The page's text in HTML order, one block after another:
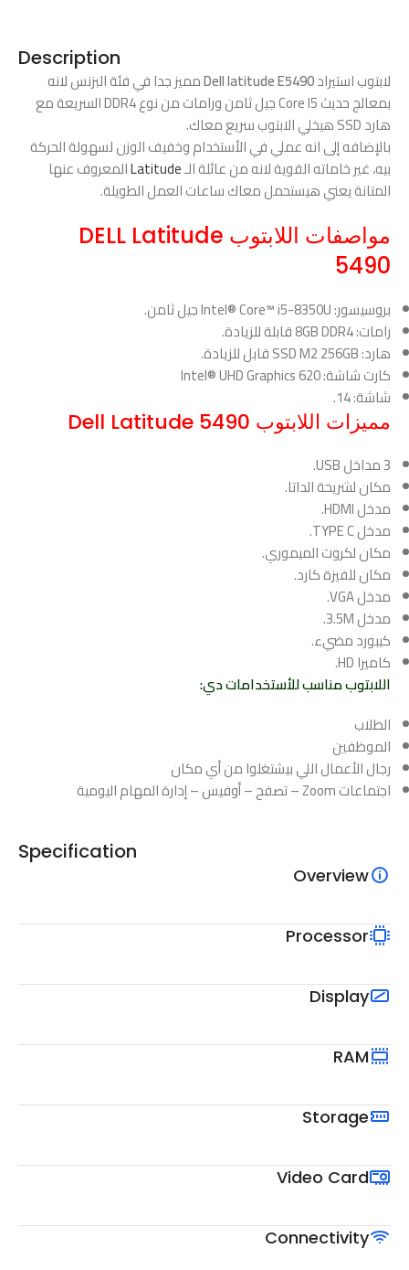
Description
لابتوب استيرادDell latitude E5490مميز جدا في فئة البزنس لانه
بمعالج حديث Core I5 جيل ثامن ورامات من نوع DDR4 السريعة مع
هارد SSD هيخلي الابتوب سريع معاك.
بالإضافه إلى انه عملي في الأستخدام وخفيف الوزن لسهولة الحركة
بيه، غير خاماته القوية لانه من عائلة الـLatitudeالمعروف عنها
المتانة يعني هيستحمل معاك ساعات العمل الطويلة.
مواصفات اللابتوب DELL Latitude
5490
بروسيسور: Intel® Core™ i5-8350U جيل ثامن.
رامات: 8GB DDR4 قابلة للزيادة.
هارد: SSD M2 256GB قابل للزيادة.
كارت شاشة: Intel® UHD Graphics 620
شاشة: 14.
مميزات اللابتوب Dell Latitude 5490
3 مداخل USB.
مكان لشريحة الداتا.
مدخل HDMI.
مدخل TYPE C.
مكان لكروت الميموري.
مكان للفيزة كارد.
مدخل VGA.
مدخل 3.5M.
كيبورد مضيء.
كاميرا HD.
اللابتوب مناسب للأستخدامات دي:
الطلاب
الموظفين
رجال الأعمال اللي بيشتغلوا من أي مكان
اجتماعات Zoom – تصفح – أوفيس – إدارة المهام اليومية
Specification
Overview
Processor
Display
RAM
Storage
Video Card
Connectivity